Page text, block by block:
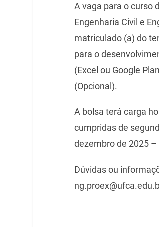
A vaga para o curso
Engenharia Civil e
matriculado (a) do
para o
(Excel ou Google
(Opcional).
A bolsa terá carga
cumpridas de
dezembro de 2025
Dúvidas ou